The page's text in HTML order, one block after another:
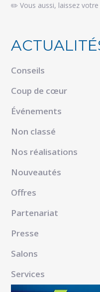
✏️ Vous aussi, laissez
Conseils
Coup de cœur
Événements
Non classé
Nos réalisations
Nouveautés
Offres
Partenariat
Presse
Salons
Services